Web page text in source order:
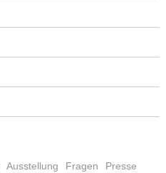
Ausstellung Fragen
Presse